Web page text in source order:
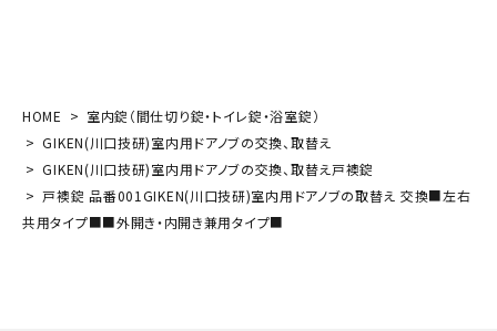
HOME
室内錠（間仕切り錠・トイレ錠・浴室錠）
GIKEN(川口技研)室内用ドアノブの交換、取替え
GIKEN(川口技研)室内用ドアノブの交換、取替え戸襖錠
戸襖錠 品番001GIKEN(川口技研)室内用ドアノブの取替え 交換■左右
共用タイプ■■外開き・内開き兼用タイプ■